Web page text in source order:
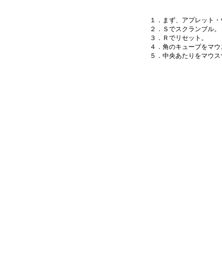
１．まず、アプレット
２．Ｓでスクランブル。
３．Ｒでリセット。
４．角のキューブをマ